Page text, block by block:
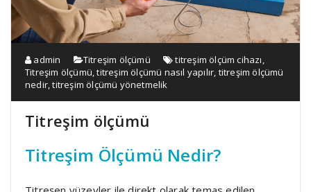
admin Titreşim ölçümü titreşim ölçüm cihazı,
Titreşim ölçümü,titreşim ölçümü nasıl yapılır, titreşim ölçümü
nedir,titreşim ölçümü yönetmelik
Titreşim ölçümü
Titreşim Ölçümü Nedir?